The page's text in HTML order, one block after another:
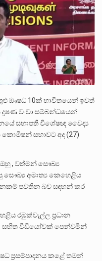
2011 වසරේදී දේශපාලන හා මානව හිමිකම් ක්‍රියාකාරීන් වන ලලිත්කුමාර් වීරරාජ් සහ කුගන් මුරුගානන්දන් යාපනයේදී අතුරුදන්…
ඖෂධ 10ක් භාවිතයෙන් ඉවත්
වංචා සම්බන්ධයෙන්
සභාපති විශේෂඥ වෛද්‍ය
සභාවට අද (27)
ඔහු , වත්මන් සෞඛ්‍ය
සෞඛ්‍ය අමාත්‍ය කෙහෙළිය
පවතින බව සඳහන් කර
රඹුක්වැල්ල ප්‍රධාන
සහිත වීඩියෝවක් පෙන්වමින්
ප්‍රසම්පාදනය කළේ තමන්